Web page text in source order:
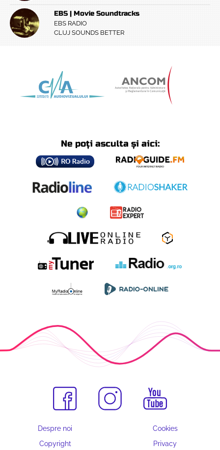
EBS | Movie Soundtracks
EBS RADIO
CLUJ SOUNDS BETTER
Ne poți asculta și aici:
Despre noi
Cookies
Copyright
Privacy